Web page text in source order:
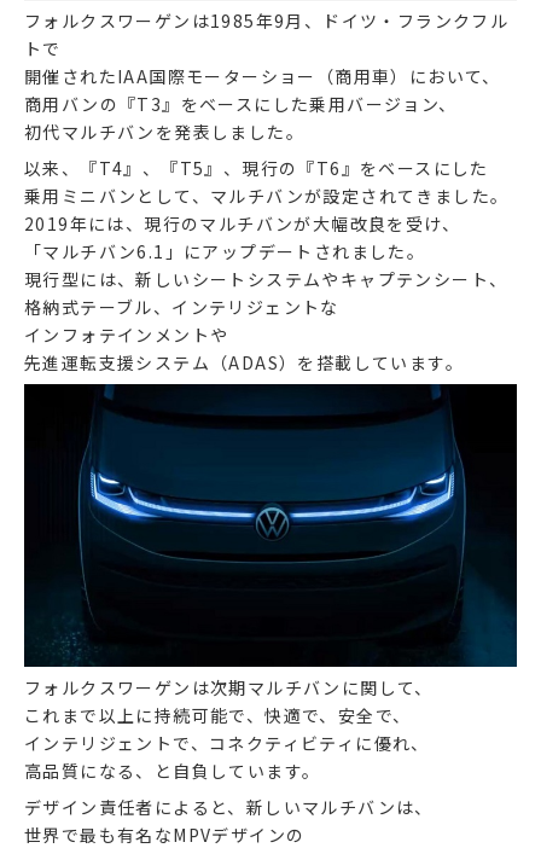
フォルクスワーゲンは1985年9月、ドイツ・フランクフル
トで
開催されたIAA国際モーターショー（商用車）において、
商用バンの『T3』をベースにした乗用バージョン、
初代マルチバンを発表しました。
以来、『T4』、『T5』、現行の『T6』をベースにした
乗用ミニバンとして、マルチバンが設定されてきました。
2019年には、現行のマルチバンが大幅改良を受け、
「マルチバン6.1」にアップデートされました。
現行型には、新しいシートシステムやキャプテンシート、
格納式テーブル、インテリジェントな
インフォテインメントや
先進運転支援システム（ADAS）を搭載しています。
フォルクスワーゲンは次期マルチバンに関して、
これまで以上に持続可能で、快適で、安全で、
インテリジェントで、コネクティビティに優れ、
高品質になる、と自負しています。
デザイン責任者によると、新しいマルチバンは、
世界で最も有名なMPVデザインの